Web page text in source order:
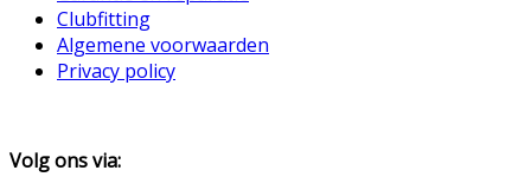
Clubfitting
Algemene voorwaarden
Privacy policy
Volg ons via: